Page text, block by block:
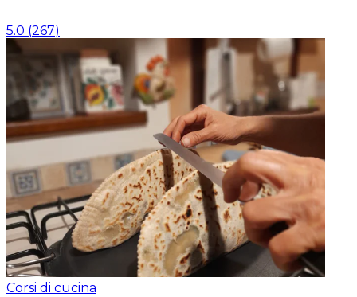
5.0 (267)
Corsi di cucina